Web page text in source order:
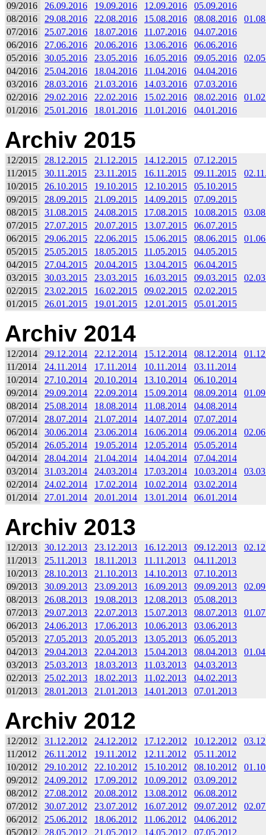
09/2016
26.09.2016 19.09.2016 12.09.2016
05.09.2016
08/2016
29.08.2016 22.08.2016 15.08.2016 08.08.2016
07/2016
25.07.2016 18.07.2016 11.07.2016
04.07.2016
06/2016
27.06.2016 20.06.2016 13.06.2016
06.06.2016
05/2016
30.05.2016 23.05.2016 16.05.2016 09.05.2016
04/2016
25.04.2016 18.04.2016 11.04.2016
04.04.2016
03/2016
28.03.2016 21.03.2016 14.03.2016
07.03.2016
02/2016
29.02.2016 22.02.2016 15.02.2016 08.02.2016
01/2016
25.01.2016 18.01.2016 11.01.2016 04.01.2016
Archiv 2015
12/2015 28.12.2015 21.12.2015 14.12.2015
07.12.2015
11/2015
30.11.2015 23.11.2015 16.11.2015 09.11.2015
10/2015
26.10.2015 19.10.2015 12.10.2015
05.10.2015
09/2015
28.09.2015 21.09.2015 14.09.2015
07.09.2015
08/2015
31.08.2015 24.08.2015 17.08.2015 10.08.2015
07/2015
27.07.2015 20.07.2015 13.07.2015
06.07.2015
06/2015
29.06.2015 22.06.2015 15.06.2015 08.06.2015
05/2015
25.05.2015 18.05.2015 11.05.2015
04.05.2015
04/2015
27.04.2015 20.04.2015 13.04.2015
06.04.2015
03/2015
30.03.2015 23.03.2015 16.03.2015 09.03.2015
02/2015
23.02.2015 16.02.2015 09.02.2015
02.02.2015
01/2015
26.01.2015 19.01.2015 12.01.2015 05.01.2015
Archiv 2014
12/2014 29.12.2014 22.12.2014 15.12.2014 08.12.2014
11/2014
24.11.2014 17.11.2014 10.11.2014
03.11.2014
10/2014
27.10.2014 20.10.2014 13.10.2014
06.10.2014
09/2014
29.09.2014 22.09.2014 15.09.2014 08.09.2014
08/2014
25.08.2014 18.08.2014 11.08.2014
04.08.2014
07/2014
28.07.2014 21.07.2014 14.07.2014
07.07.2014
06/2014
30.06.2014 23.06.2014 16.06.2014 09.06.2014
05/2014
26.05.2014 19.05.2014 12.05.2014
05.05.2014
04/2014
28.04.2014 21.04.2014 14.04.2014
07.04.2014
03/2014
31.03.2014 24.03.2014 17.03.2014 10.03.2014
02/2014
24.02.2014 17.02.2014 10.02.2014
03.02.2014
01/2014
27.01.2014 20.01.2014 13.01.2014 06.01.2014
Archiv 2013
12/2013 30.12.2013 23.12.2013 16.12.2013 09.12.2013
11/2013
25.11.2013 18.11.2013 11.11.2013
04.11.2013
10/2013
28.10.2013 21.10.2013 14.10.2013
07.10.2013
09/2013
30.09.2013 23.09.2013 16.09.2013 09.09.2013
08/2013
26.08.2013 19.08.2013 12.08.2013
05.08.2013
07/2013
29.07.2013 22.07.2013 15.07.2013 08.07.2013
06/2013
24.06.2013 17.06.2013 10.06.2013
03.06.2013
05/2013
27.05.2013 20.05.2013 13.05.2013
06.05.2013
04/2013
29.04.2013 22.04.2013 15.04.2013 08.04.2013
03/2013
25.03.2013 18.03.2013 11.03.2013
04.03.2013
02/2013
25.02.2013 18.02.2013 11.02.2013
04.02.2013
01/2013
28.01.2013 21.01.2013 14.01.2013 07.01.2013
Archiv 2012
12/2012 31.12.2012 24.12.2012 17.12.2012 10.12.2012
11/2012
26.11.2012 19.11.2012 12.11.2012
05.11.2012
10/2012
29.10.2012 22.10.2012 15.10.2012 08.10.2012
09/2012
24.09.2012 17.09.2012 10.09.2012
03.09.2012
08/2012
27.08.2012 20.08.2012 13.08.2012
06.08.2012
07/2012
30.07.2012 23.07.2012 16.07.2012 09.07.2012
06/2012
25.06.2012 18.06.2012 11.06.2012
04.06.2012
05/2012
28.05.2012 21.05.2012 14.05.2012 07.05.2012